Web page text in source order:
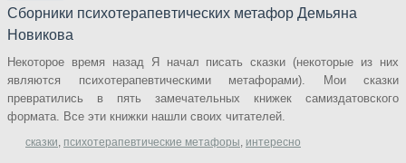
Сборники психотерапевтических метафор Демьяна
Новикова
Некоторое время назад Я начал писать сказки (некоторые из них
являются психотерапевтическими метафорами). Мои сказки
превратились в пять замечательных книжек самиздатовского
формата. Все эти книжки нашли своих читателей.
сказки, психотерапевтические метафоры, интересно